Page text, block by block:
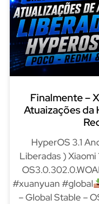
Finalmente –
Atuaizações da
HyperOS 3.1
Liberadas ) Xiaomi
#xuanyuan #global
– Global Stable –